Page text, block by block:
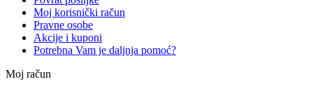
Moj korisnički račun
Pravne osobe
Akcije i kuponi
Potrebna Vam je daljnja pomoć?
Moj račun